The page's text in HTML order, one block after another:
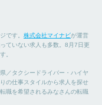
です。 株式会社マイナビが運営
ていない求人も多数。8月7日更
。
／タクシードライバー・ハイヤ
の仕事スタイルから求人を探せ
職を希望されるみなさんの転職